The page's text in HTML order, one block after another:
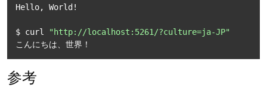
Hello, World!
$ curl
"http://localhost:5261/?culture=ja-JP"
こんにちは、世界！
参考